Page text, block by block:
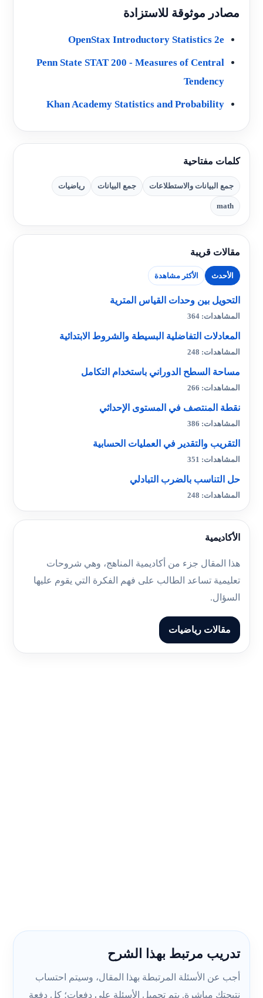
مصادر موثوقة للاستزادة
OpenStax Introductory Statistics 2e
Penn State STAT 200 - Measures of Central
Tendency
Khan Academy Statistics and Probability
كلمات مفتاحية
جمع البيانات والاستطلاعات جمع البيانات رياضيات
math
مقالات قريبة
الأحدث الأكثر مشاهدة
التحويل بين وحدات القياس المترية
المشاهدات: 364
المعادلات التفاضلية البسيطة والشروط الابتدائية
المشاهدات: 248
مساحة السطح الدوراني باستخدام التكامل
المشاهدات: 266
نقطة المنتصف في المستوى الإحداثي
المشاهدات: 386
التقريب والتقدير في العمليات الحسابية
المشاهدات: 351
حل التناسب بالضرب التبادلي
المشاهدات: 248
الأكاديمية
هذا المقال جزء من أكاديمية المناهج، وهي شروحات
تعليمية تساعد الطالب على فهم الفكرة التي يقوم عليها
السؤال.
مقالات رياضيات
تدريب مرتبط بهذا الشرح
أجب عن الأسئلة المرتبطة بهذا المقال، وسيتم احتساب
نتيجتك مباشرة. يتم تحميل الأسئلة على دفعات؛ كل دفعة